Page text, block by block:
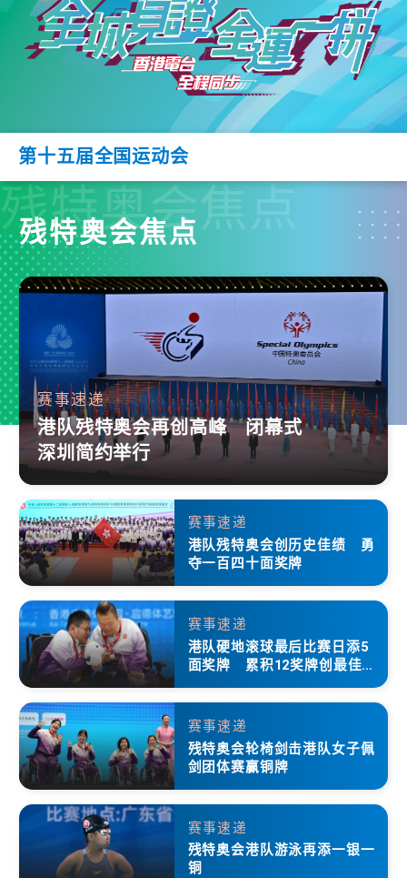
第十五届全国运动会
残特奥会焦点
残特奥会焦点
赛事速递
港队残特奥会再创高峰 闭幕式
深圳简约举行
赛事速递
港队残特奥会创历史佳绩 勇
夺一百四十面奖牌
赛事速递
港队硬地滚球最后比赛日添5
面奖牌 累积12奖牌创最佳成
赛事速递
残特奥会轮椅剑击港队女子佩
剑团体赛赢铜牌
赛事速递
残特奥会港队游泳再添一银一
铜